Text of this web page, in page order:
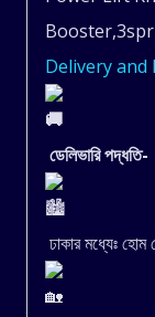
Delivery and
ডেলিভারি পদ্ধতি-
ঢাকার মধ্যেঃ